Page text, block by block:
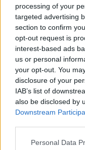
processing of your
targeted advertising
section to confirm
opt-out request is
interest-based ads
us or personal
your opt-out. You
disclosure of your
IAB’s list of
also be disclosed by
Downstream
Please note that this
Personal Data
Απόψεις|
Για τη φωτιά
Πελετίδης, η
κακός τους ο
Όλα καλώς